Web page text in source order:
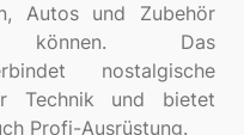
Autos und Zubehör
können. Das
nostalgische
Technik und bietet